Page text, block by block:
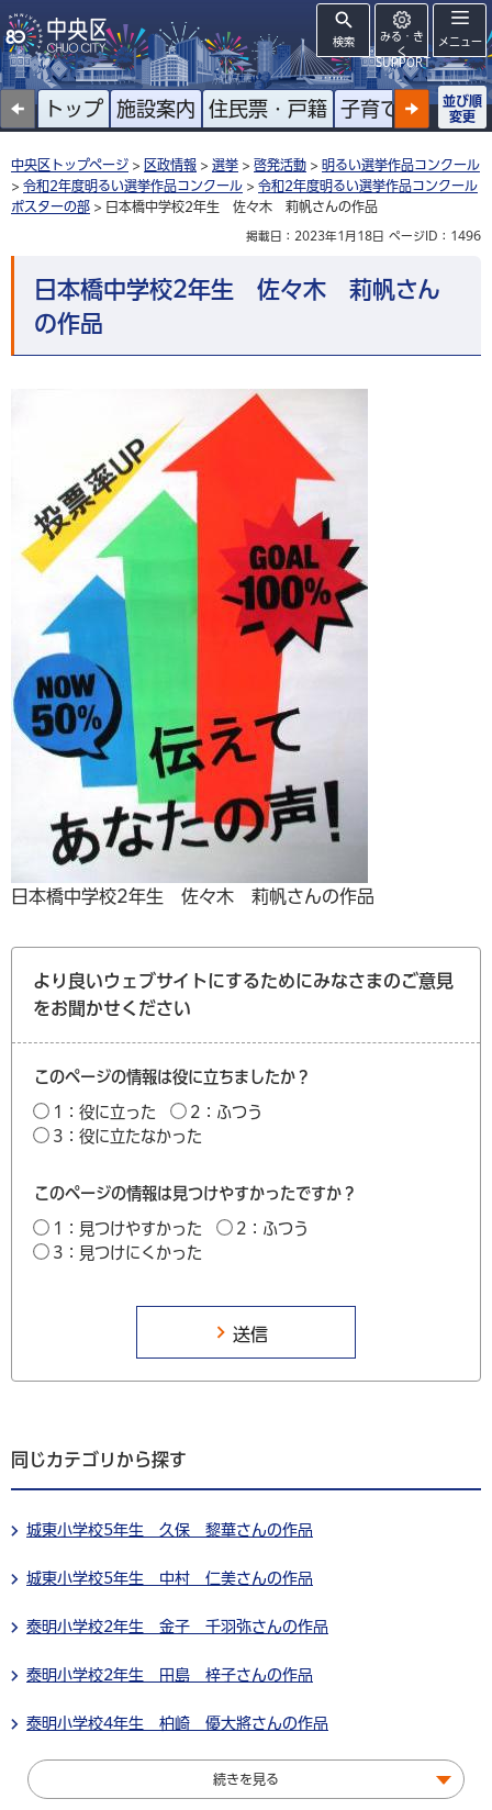
検索
みる・き
く
SUPPORT
メニュー
トップ 施設案内 住民票・戸籍 子育て 高齢者
並び順
変更
中央区トップページ > 区政情報 > 選挙 > 啓発活動 > 明るい選挙作品コンクール
> 令和2年度明るい選挙作品コンクール > 令和2年度明るい選挙作品コンクール
ポスターの部 > 日本橋中学校2年生 佐々木 莉帆さんの作品
掲載日：2023年1月18日 ページID：1496
日本橋中学校2年生 佐々木 莉帆さん
の作品
日本橋中学校2年生 佐々木 莉帆さんの作品
より良いウェブサイトにするためにみなさまのご意見
をお聞かせください
このページの情報は役に立ちましたか？
1：役に立った
2：ふつう
3：役に立たなかった
このページの情報は見つけやすかったですか？
1：見つけやすかった
2：ふつう
3：見つけにくかった
同じカテゴリから探す
城東小学校5年生 久保 黎華さんの作品
城東小学校5年生 中村 仁美さんの作品
泰明小学校2年生 金子 千羽弥さんの作品
泰明小学校2年生 田島 梓子さんの作品
泰明小学校4年生 柏崎 優大將さんの作品
続きを見る